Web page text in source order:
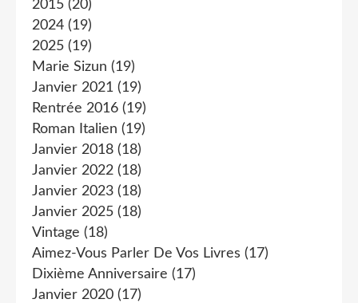
2015 (20)
2024 (19)
2025 (19)
Marie Sizun (19)
Janvier 2021 (19)
Rentrée 2016 (19)
Roman Italien (19)
Janvier 2018 (18)
Janvier 2022 (18)
Janvier 2023 (18)
Janvier 2025 (18)
Vintage (18)
Aimez-Vous Parler De Vos Livres (17)
Dixième Anniversaire (17)
Janvier 2020 (17)